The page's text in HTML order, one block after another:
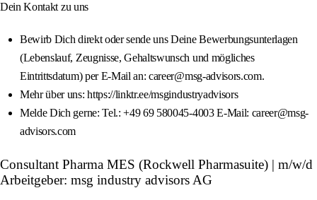
Dein Kontakt zu uns
Bewirb Dich direkt oder sende uns Deine Bewerbungsunterlagen
(Lebenslauf, Zeugnisse, Gehaltswunsch und mögliches
Eintrittsdatum) per E-Mail an: career@msg-advisors.com.
Mehr über uns: https://linktr.ee/msgindustryadvisors
Melde Dich gerne: Tel.: +49 69 580045-4003 E-Mail: career@msg-
advisors.com
Consultant Pharma MES (Rockwell Pharmasuite) | m/w/d
Arbeitgeber: msg industry advisors AG